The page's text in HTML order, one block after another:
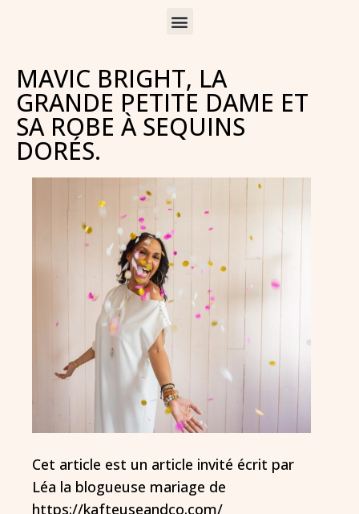
MAVIC BRIGHT, LA
GRANDE PETITE DAME ET
SA ROBE À SEQUINS
DORÉS.
Cet article est un article invité écrit par
Léa la blogueuse mariage de
https://kafteuseandco.com/